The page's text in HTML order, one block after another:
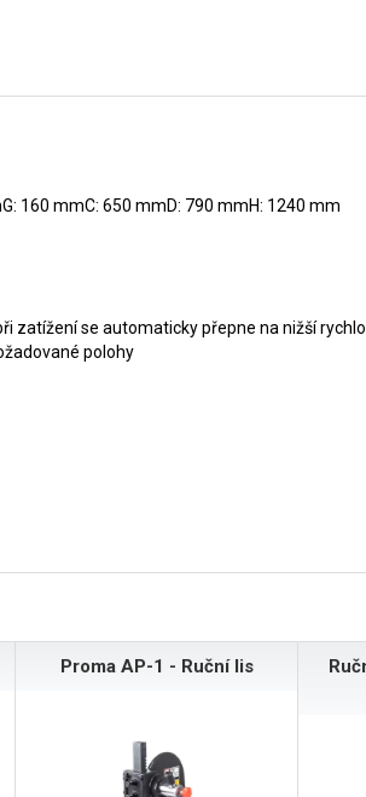
160 mmC: 650 mmD: 790 mmH: 1240 mm
zatížení se automaticky přepne na nižší
polohy
Proma AP-1 - Ruční lis